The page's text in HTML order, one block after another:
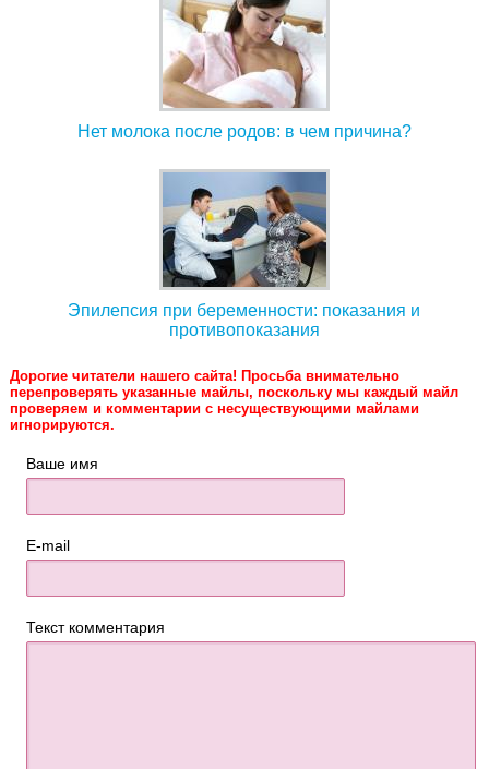
Нет молока после родов: в чем причина?
Эпилепсия при беременности: показания и
противопоказания
Дорогие читатели нашего сайта! Просьба внимательно
перепроверять указанные майлы, поскольку мы каждый майл
проверяем и комментарии с несуществующими майлами
игнорируются.
Ваше имя
E-mail
Текст комментария